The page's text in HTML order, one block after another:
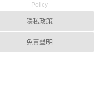
Policy
隱私政策
免責聲明